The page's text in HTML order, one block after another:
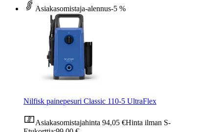
Asiakasomistaja-alennus-5 %
Nilfisk painepesuri Classic 110-5 UltraFlex
Asiakasomistajahinta 94,05 €Hinta ilman S-